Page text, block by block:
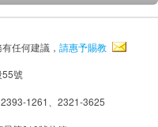
任何建議， 請惠予賜教
號
1261、2321-3625